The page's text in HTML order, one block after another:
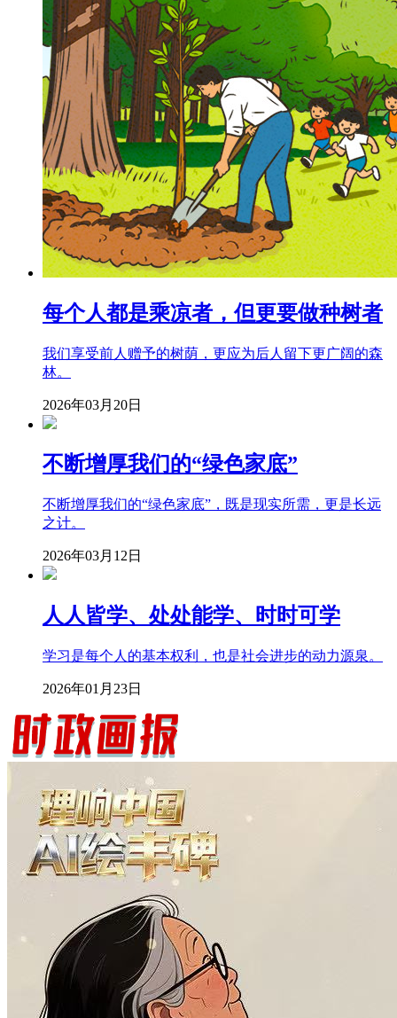
每个人都是乘凉者，但更要做种树者
我们享受前人赠予的树荫，更应为后人留下更广阔的森
林。
2026年03月20日
不断增厚我们的“绿色家底”
不断增厚我们的“绿色家底”，既是现实所需，更是长远
之计。
2026年03月12日
人人皆学、处处能学、时时可学
学习是每个人的基本权利，也是社会进步的动力源泉。
2026年01月23日